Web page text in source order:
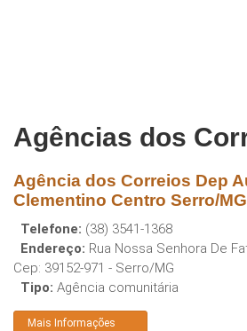
Agências dos
Agência dos Correios Dep
Clementino Centro Serro/MG
Telefone: (38) 3541-1368
Endereço: Rua Nossa Senhora De
Cep: 39152-971 - Serro/MG
Tipo: Agência comunitária
Mais Informações